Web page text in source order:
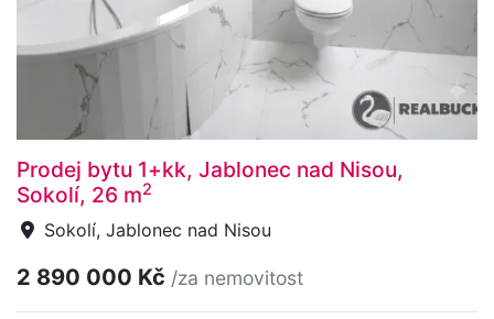
Prodej bytu 1+kk, Jablonec nad Nisou,
Sokolí, 26 m2
Sokolí, Jablonec nad Nisou
2 890 000 Kč /za nemovitost